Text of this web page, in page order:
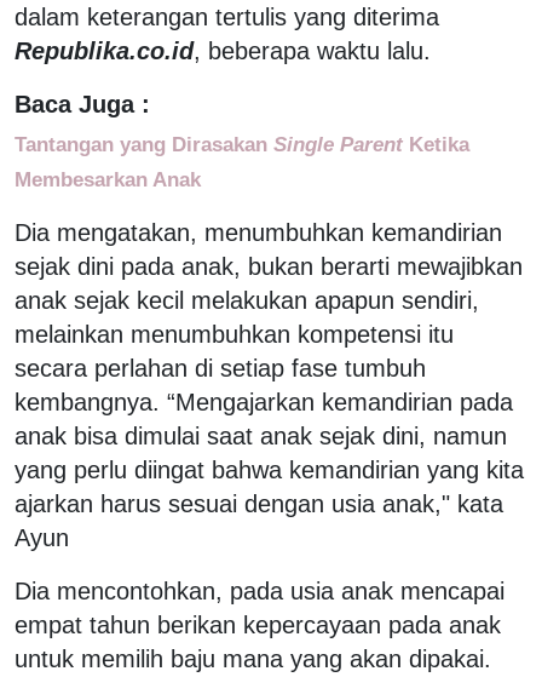
dalam keterangan tertulis yang diterima
Republika.co.id, beberapa waktu lalu.
Baca Juga :
Tantangan yang Dirasakan Single Parent Ketika
Membesarkan Anak
Dia mengatakan, menumbuhkan kemandirian
sejak dini pada anak, bukan berarti mewajibkan
anak sejak kecil melakukan apapun sendiri,
melainkan menumbuhkan kompetensi itu
secara perlahan di setiap fase tumbuh
kembangnya. “Mengajarkan kemandirian pada
anak bisa dimulai saat anak sejak dini, namun
yang perlu diingat bahwa kemandirian yang kita
ajarkan harus sesuai dengan usia anak," kata
Ayun
Dia mencontohkan, pada usia anak mencapai
empat tahun berikan kepercayaan pada anak
untuk memilih baju mana yang akan dipakai.